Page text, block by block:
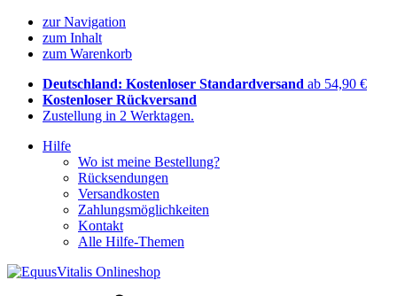
zur Navigation
zum Inhalt
zum Warenkorb
Deutschland: Kostenloser Standardversand ab 54,90 €
Kostenloser Rückversand
Zustellung in 2 Werktagen.
Hilfe
Wo ist meine Bestellung?
Rücksendungen
Versandkosten
Zahlungsmöglichkeiten
Kontakt
Alle Hilfe-Themen